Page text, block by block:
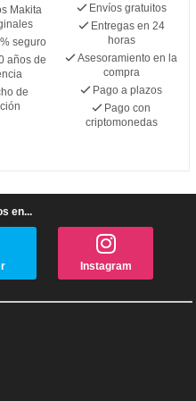
Makita
seguro
años de
de
Envíos gratuitos
Entregas en 24
horas
Asesoramiento en la
compra
Pago a plazos
Pago con
criptomonedas
en...
Instagram